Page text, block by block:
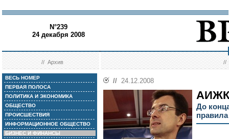
N°239
24 декабря 2008
//Архив //
ВЕСЬ НОМЕР
ПЕРВАЯ ПОЛОСА
ПОЛИТИКА И ЭКОНОМИКА
ОБЩЕСТВО
ПРОИСШЕСТВИЯ
ИНФОРМАЦИОННОЕ ОБЩЕСТВО
БИЗНЕС И ФИНАНСЫ
// 24.12.2008
АИЖК
До
правила